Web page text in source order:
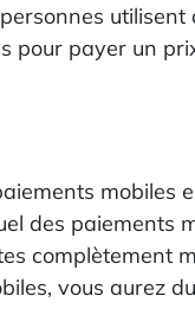
utilisent
pour payer un
mobiles
des paiements
complètement
vous aurez